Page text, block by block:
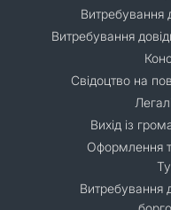
Витребування
Витребування
Свідоцтво на
Вихід із
Оформлення
Витребування